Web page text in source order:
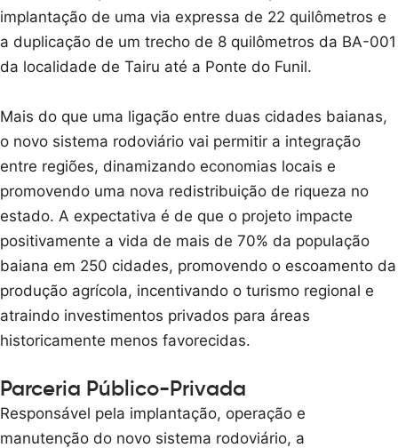
implantação de uma via expressa de 22 quilômetros e
a duplicação de um trecho de 8 quilômetros da BA-001
da localidade de Tairu até a Ponte do Funil.
Mais do que uma ligação entre duas cidades baianas,
o novo sistema rodoviário vai permitir a integração
entre regiões, dinamizando economias locais e
promovendo uma nova redistribuição de riqueza no
estado. A expectativa é de que o projeto impacte
positivamente a vida de mais de 70% da população
baiana em 250 cidades, promovendo o escoamento da
produção agrícola, incentivando o turismo regional e
atraindo investimentos privados para áreas
historicamente menos favorecidas.
Parceria Público-Privada
Responsável pela implantação, operação e
manutenção do novo sistema rodoviário, a